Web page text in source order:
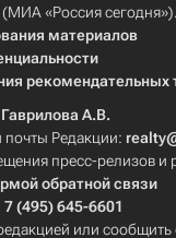
(МИА «Россия сегодня»).
материалов
рекомендательных
Гаврилова А.В.
почты Редакции:
пресс-релизов и
обратной связи
7 (495) 645-6601
или сообщить